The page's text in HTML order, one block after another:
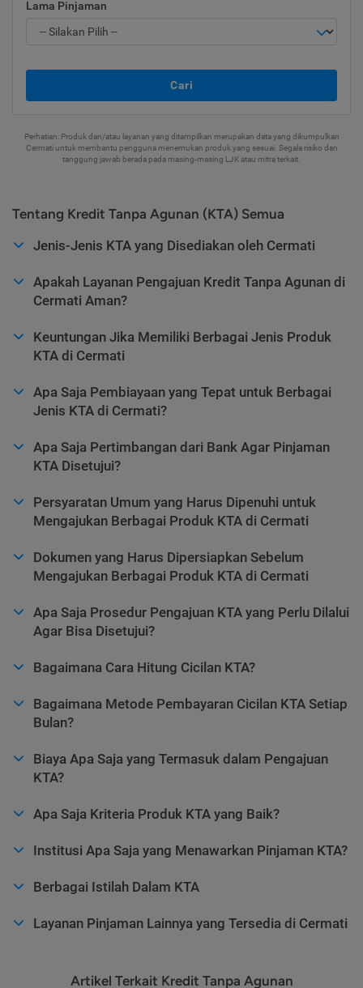
Lama Pinjaman
Cari
Perhatian: Produk dan/atau layanan yang ditampilkan merupakan data yang dikumpulkan
Cermati untuk membantu pengguna menemukan produk yang sesuai. Segala risiko dan
tanggung jawab berada pada masing-masing LJK atau mitra terkait.
Tentang Kredit Tanpa Agunan (KTA) Semua
Jenis-Jenis KTA yang Disediakan oleh Cermati
Apakah Layanan Pengajuan Kredit Tanpa Agunan di
Cermati Aman?
Keuntungan Jika Memiliki Berbagai Jenis Produk
KTA di Cermati
Apa Saja Pembiayaan yang Tepat untuk Berbagai
Jenis KTA di Cermati?
Apa Saja Pertimbangan dari Bank Agar Pinjaman
KTA Disetujui?
Persyaratan Umum yang Harus Dipenuhi untuk
Mengajukan Berbagai Produk KTA di Cermati
Dokumen yang Harus Dipersiapkan Sebelum
Mengajukan Berbagai Produk KTA di Cermati
Apa Saja Prosedur Pengajuan KTA yang Perlu Dilalui
Agar Bisa Disetujui?
Bagaimana Cara Hitung Cicilan KTA?
Bagaimana Metode Pembayaran Cicilan KTA Setiap
Bulan?
Biaya Apa Saja yang Termasuk dalam Pengajuan
KTA?
Apa Saja Kriteria Produk KTA yang Baik?
Institusi Apa Saja yang Menawarkan Pinjaman KTA?
Berbagai Istilah Dalam KTA
Layanan Pinjaman Lainnya yang Tersedia di Cermati
Artikel Terkait Kredit Tanpa Agunan